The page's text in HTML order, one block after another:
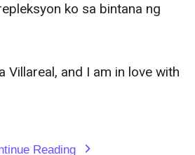
ko sa bintana ng
Villareal, and I am in love with
Reading expand_more